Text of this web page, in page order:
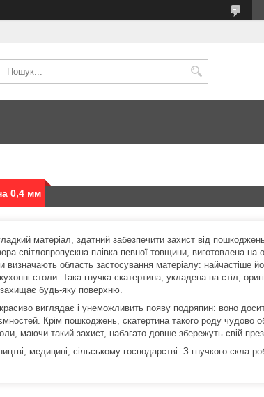
0,4 мм
матеріал, здатний забезпечити захист від
світлопропускна плівка певної товщини, виготовлена на
визначають область застосування матеріалу: найчастіше
столи. Така гнучка скатертина, укладена на стіл,
будь-яку поверхню.
виглядає і унеможливить появу подряпин: воно
Крім пошкоджень, скатертина такого роду чудово
маючи такий захист, набагато довше збережуть свій
медицині, сільському господарстві. З гнучкого скла